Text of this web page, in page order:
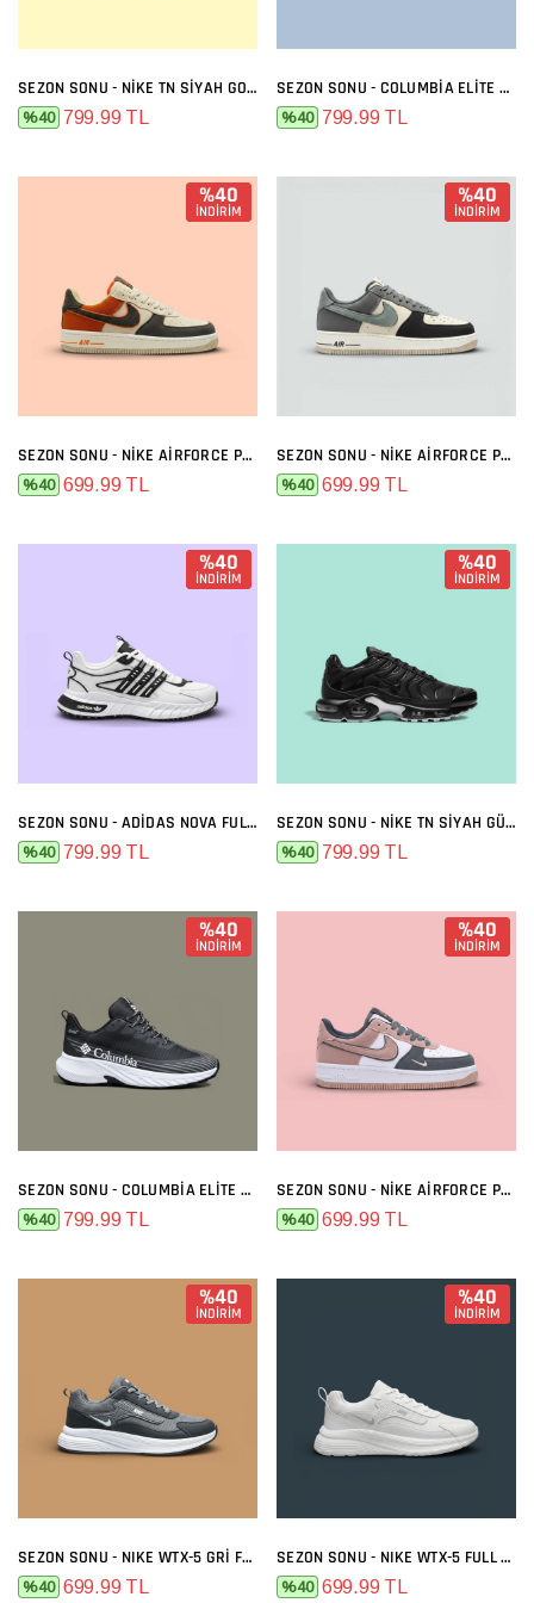
SEZON SONU - NIKE TN SIYAH GOLD
%40 799.99 TL
SEZON SONU - COLUMBIA ELITE SIYAH FÜME
%40 799.99 TL
%40
İNDİRİM
SEZON SONU - NIKE AIRFORCE PREMIUM BEJ FÜME TURUNCU
%40 699.99 TL
%40
İNDİRİM
SEZON SONU - NIKE AIRFORCE PREMIUM BEJ FÜME
%40 699.99 TL
%40
İNDİRİM
SEZON SONU - ADIDAS NOVA FULL BEYAZ
%40 799.99 TL
%40
İNDİRİM
SEZON SONU - NIKE TN SIYAH GÜMÜŞ
%40 799.99 TL
%40
İNDİRİM
SEZON SONU - COLUMBIA ELITE SIYAH BEYAZ
%40 799.99 TL
%40
İNDİRİM
SEZON SONU - NIKE AIRFORCE PREMIUM GRI MELO
%40 699.99 TL
%40
İNDİRİM
SEZON SONU - NIKE WTX-5 GRI FÜME
%40 699.99 TL
%40
İNDİRİM
SEZON SONU - NIKE WTX-5 FULL BEYAZ
%40 699.99 TL